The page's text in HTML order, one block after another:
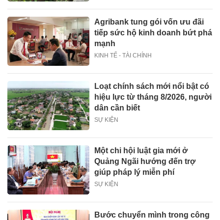
Agribank tung gói vốn ưu đãi
tiếp sức hộ kinh doanh bứt phá
mạnh
KINH TẾ - TÀI CHÍNH
Loạt chính sách mới nổi bật có
hiệu lực từ tháng 8/2026, người
dân cần biết
SỰ KIỆN
Một chi hội luật gia mới ở
Quảng Ngãi hướng đến trợ
giúp pháp lý miễn phí
SỰ KIỆN
Bước chuyển mình trong công